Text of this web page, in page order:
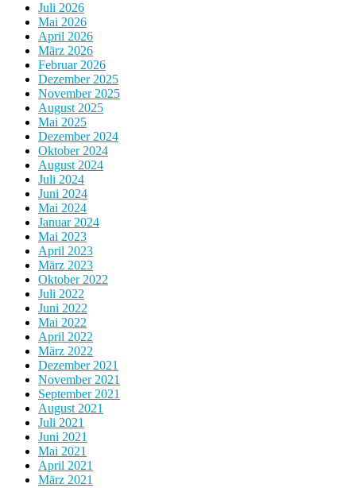
Juli 2026
Mai 2026
April 2026
März 2026
Februar 2026
Dezember 2025
November 2025
August 2025
Mai 2025
Dezember 2024
Oktober 2024
August 2024
Juli 2024
Juni 2024
Mai 2024
Januar 2024
Mai 2023
April 2023
März 2023
Oktober 2022
Juli 2022
Juni 2022
Mai 2022
April 2022
März 2022
Dezember 2021
November 2021
September 2021
August 2021
Juli 2021
Juni 2021
Mai 2021
April 2021
März 2021